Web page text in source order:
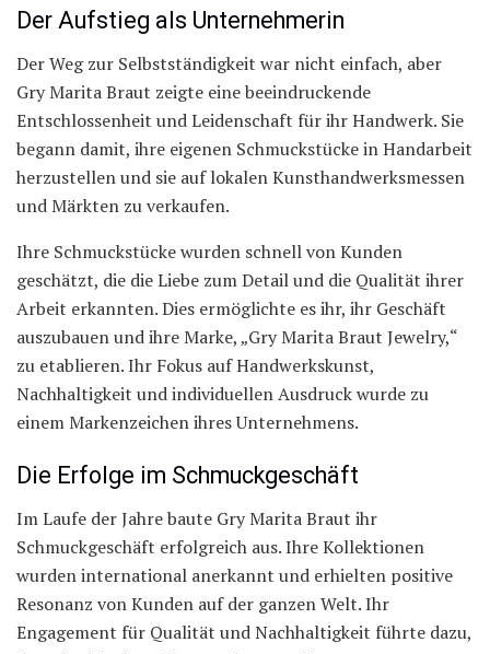
Der Aufstieg als Unternehmerin
Der Weg zur Selbstständigkeit war nicht einfach, aber
Gry Marita Braut zeigte eine beeindruckende
Entschlossenheit und Leidenschaft für ihr Handwerk. Sie
begann damit, ihre eigenen Schmuckstücke in Handarbeit
herzustellen und sie auf lokalen Kunsthandwerksmessen
und Märkten zu verkaufen.
Ihre Schmuckstücke wurden schnell von Kunden
geschätzt, die die Liebe zum Detail und die Qualität ihrer
Arbeit erkannten. Dies ermöglichte es ihr, ihr Geschäft
auszubauen und ihre Marke, „Gry Marita Braut Jewelry,“
zu etablieren. Ihr Fokus auf Handwerkskunst,
Nachhaltigkeit und individuellen Ausdruck wurde zu
einem Markenzeichen ihres Unternehmens.
Die Erfolge im Schmuckgeschäft
Im Laufe der Jahre baute Gry Marita Braut ihr
Schmuckgeschäft erfolgreich aus. Ihre Kollektionen
wurden international anerkannt und erhielten positive
Resonanz von Kunden auf der ganzen Welt. Ihr
Engagement für Qualität und Nachhaltigkeit führte dazu,